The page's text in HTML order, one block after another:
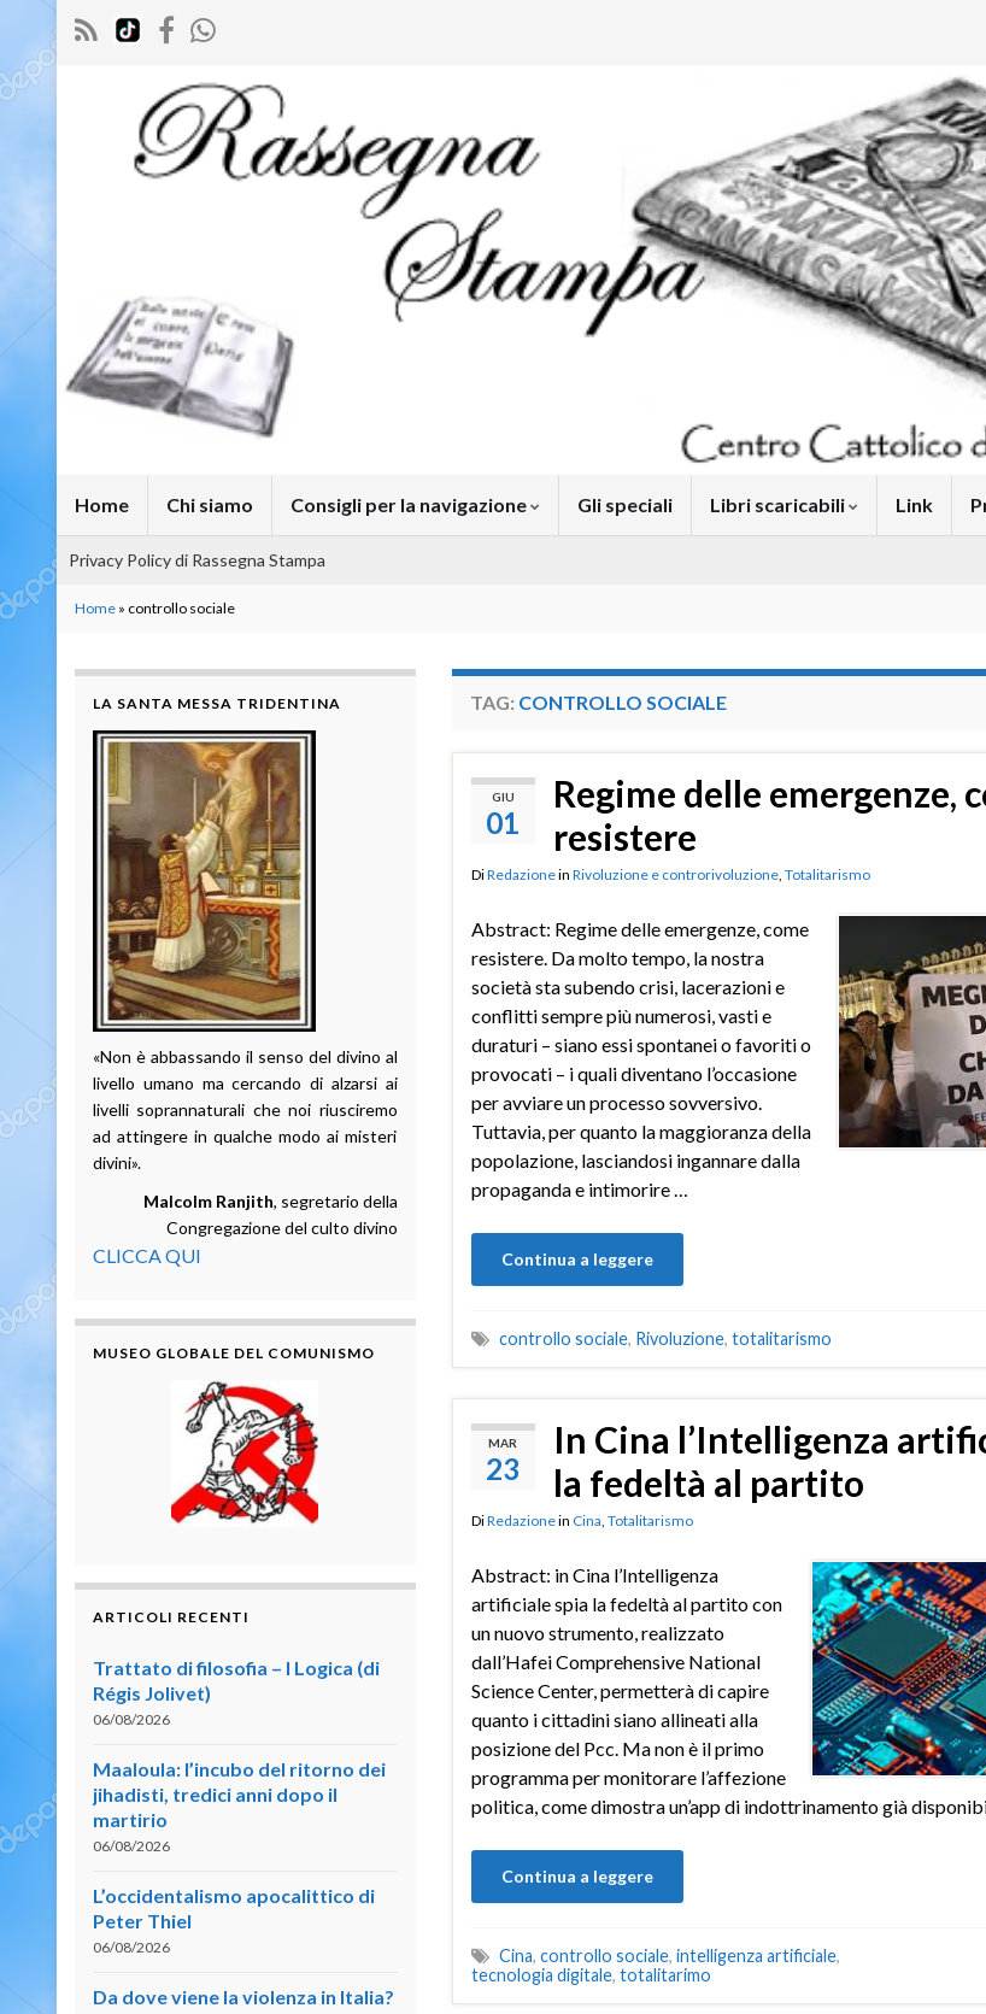
Home Chi siamo Consigli per la navigazione Gli speciali Libri scaricabili Link
Privacy Policy di Rassegna Stampa
Home » controllo sociale
TAG: CONTROLLO SOCIALE
GIU
01
Regime delle emergenze,
resistere
DiRedazionein Rivoluzione e controrivoluzione, Totalitarismo
Abstract: Regime delle emergenze, come
resistere. Da molto tempo, la nostra
società sta subendo crisi, lacerazioni e
conflitti sempre più numerosi, vasti e
duraturi – siano essi spontanei o favoriti o
provocati – i quali diventano l’occasione
per avviare un processo sovversivo.
Tuttavia, per quanto la maggioranza della
popolazione, lasciandosi ingannare dalla
propaganda e intimorire …
Continua a leggere
controllo sociale, Rivoluzione, totalitarismo
MAR
23
In Cina l’Intelligenza
la fedeltà al partito
DiRedazionein Cina Totalitarismo
Abstract: in Cina l’Intelligenza
artificiale spia la fedeltà al partito con
un nuovo strumento, realizzato
dall’Hafei Comprehensive National
Science Center, permetterà di capire
quanto i cittadini siano allineati alla
posizione del Pcc. Ma non è il primo
programma per monitorare l’affezione
politica, come dimostra un’app di indottrinamento già
Continua a leggere
Cina, controllo sociale, intelligenza artificiale,
tecnologia digitale, totalitarimo
LA SANTA MESSA TRIDENTINA
«Non è abbassando il senso del divino al
livello umano ma cercando di alzarsi ai
livelli soprannaturali che noi riusciremo
ad attingere in qualche modo ai misteri
divini».
Malcolm Ranjith, segretario della
Congregazione del culto divino
CLICCA QUI
MUSEO GLOBALE DEL COMUNISMO
ARTICOLI RECENTI
Trattato di filosofia – I Logica (di
Régis Jolivet)
06/08/2026
Maaloula: l’incubo del ritorno dei
jihadisti, tredici anni dopo il
martirio
06/08/2026
L’occidentalismo apocalittico di
Peter Thiel
06/08/2026
Da dove viene la violenza in Italia?